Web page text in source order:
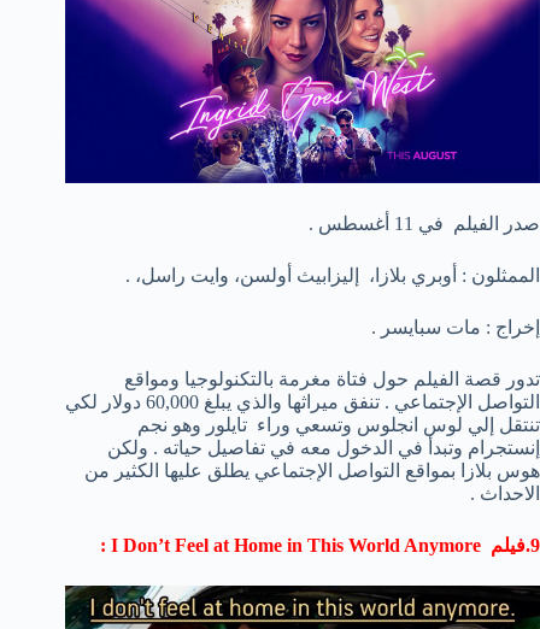
صدر الفيلم في 11 أغسطس .
الممثلون : أوبري بلازا، إليزابيث أولسن، وايت راسل، .
إخراج : مات سبايسر .
تدور قصة الفيلم حول فتاة مغرمة بالتكنولوجيا ومواقع
التواصل الإجتماعي . تنفق ميراثها والذي يبلغ 60,000 دولار لكي
تنتقل إلي لوس انجلوس وتسعي وراء تايلور وهو نجم
إنستجرام وتبدأ في الدخول معه في تفاصيل حياته . ولكن
هوس بلازا بمواقع التواصل الإجتماعي يطلق عليها الكثير من
الاحداث .
9.فيلم I Don’t Feel at Home in This World Anymore :